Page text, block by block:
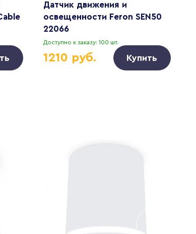
Датчик движения и
освещенности Feron SEN50
22066
Доступно к заказу: 100 шт.
1210 руб. Купить